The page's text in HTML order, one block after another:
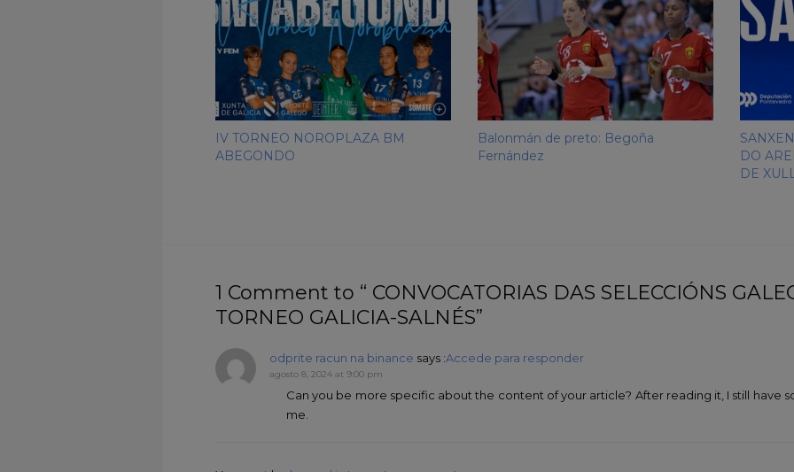
IV TORNEO NOROPLAZA BM
ABEGONDO
Balonmán de preto: Begoña
Fernández
DO
DE
1 Comment to “ CONVOCATORIAS DAS SELECCIÓNS
TORNEO GALICIA-SALNÉS”
odprite racun na binance says :Accede para responder
agosto 8, 2024 at 9:00 pm
Can you be more specific about the content of your article? After reading it, I still have
me.